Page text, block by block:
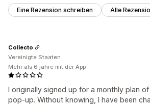
Eine Rezension schreiben Alle
I originally signed up for a monthly plan
pop-up. Without knowing, I have been
Collecto
Vereinigte Staaten
Mehr als 6 jahre mit der App